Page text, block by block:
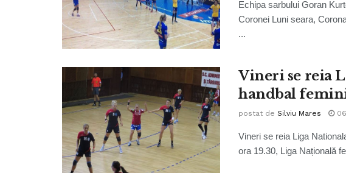
Echipa sarbului Goran
Coronei Luni seara,
...
Vineri se reia
handbal
postat de Silviu Mares
Vineri se reia Liga
ora 19.30, Liga Națională